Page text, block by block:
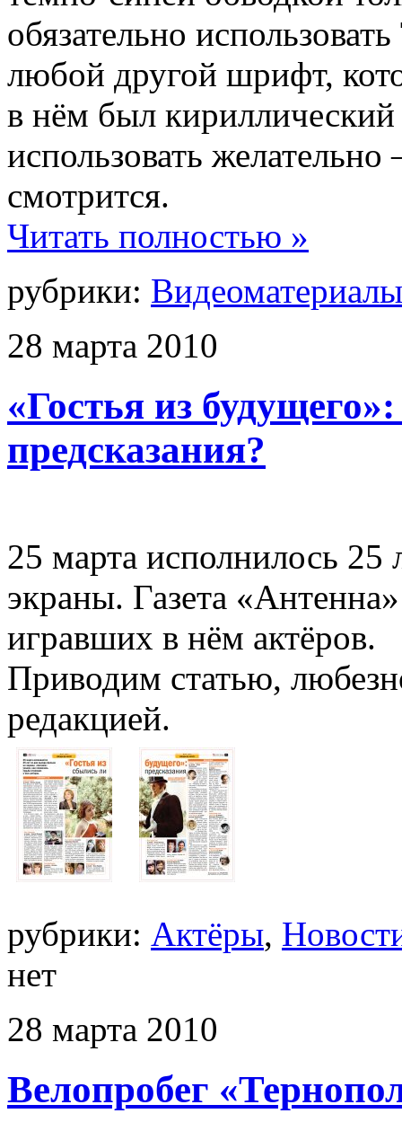
обязательно
любой другой шрифт,
в нём был
использовать
смотрится.
Читать полностью »
рубрики: Видеоматериалы
28 марта 2010
«Гостья из
предсказания?
25 марта исполнилось 25
экраны. Газета
игравших в нём актёров.
Приводим статью,
редакцией.
рубрики: Актёры,
нет
28 марта 2010
Велопробег